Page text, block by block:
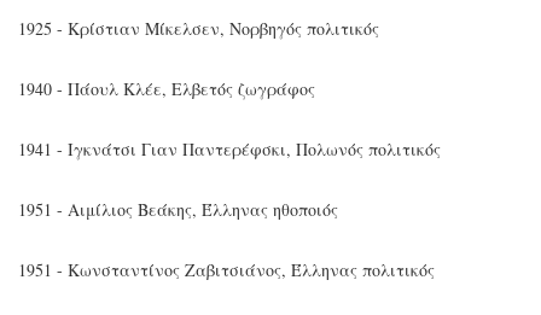
1925 - Κρίστιαν Μίκελσεν, Νορβηγός πολιτικός
1940 - Πάουλ Κλέε, Ελβετός ζωγράφος
1941 - Ιγκνάτσι Γιαν Παντερέφσκι, Πολωνός πολιτικός
1951 - Αιμίλιος Βεάκης, Έλληνας ηθοποιός
1951 - Κωνσταντίνος Ζαβιτσιάνος, Έλληνας πολιτικός